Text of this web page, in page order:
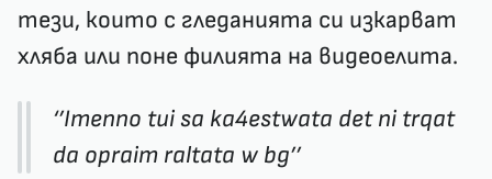
тези, които с гледанията си изкарват
хляба или поне филията на видеоелита.
‘’Imenno tui sa ka4estwata det ni trqat
da opraim raltata w bg’’